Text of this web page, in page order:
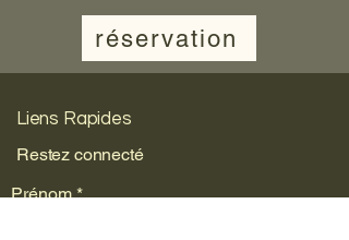
réservation
Liens Rapides
Restez connecté
Prénom *